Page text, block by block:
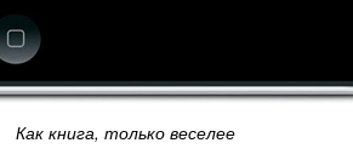
Как книга, только веселее